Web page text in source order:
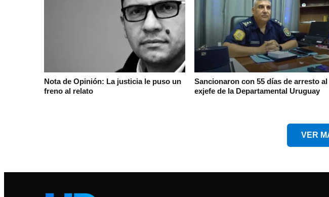
Nota de Opinión: La justicia le puso un
freno al relato
Sancionaron con 55 días de arresto al
exjefe de la Departamental Uruguay
VER